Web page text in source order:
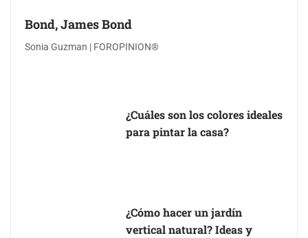
Bond, James Bond
Sonia Guzman | FOROPINION®
¿Cuáles son los colores ideales
para pintar la casa?
¿Cómo hacer un jardín
vertical natural? Ideas y